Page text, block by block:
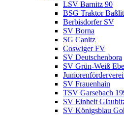
LSV Barnitz 90
BSG Traktor
Berbisdorfer SV
SV Borna
SG Canitz
Coswiger FV
SV Deutschenbora
SV Grün-Weiß
SV Frauenhain
TSV Garsebach
SV Einheit
SV Königsblau